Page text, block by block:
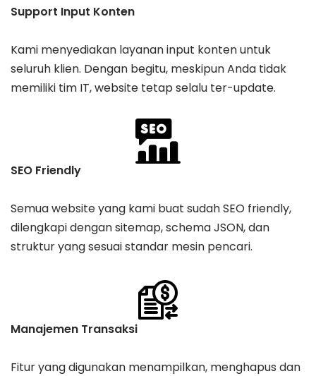
Support Input Konten
Kami menyediakan layanan input konten untuk
seluruh klien. Dengan begitu, meskipun Anda tidak
memiliki tim IT, website tetap selalu ter-update.
SEO Friendly
Semua website yang kami buat sudah SEO friendly,
dilengkapi dengan sitemap, schema JSON, dan
struktur yang sesuai standar mesin pencari.
Manajemen Transaksi
Fitur yang digunakan menampilkan, menghapus dan